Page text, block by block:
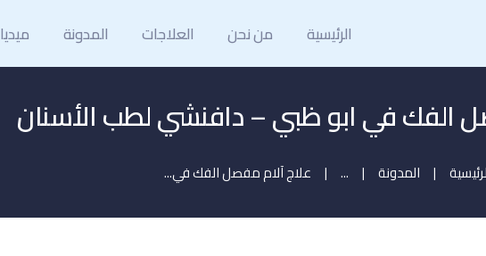
الرئيسية من نحن العلاجات المدونة ميديا
الفك في ابو ظبي – دافنشي لطب الأسنان
المدونة ... علاج آلام مفصل الفك في...
الرئيسية
من نحن
العلاجات
ميديا
تواصل معنا